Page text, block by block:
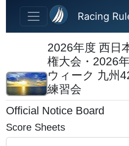
Skip to main content
Racing
2026年度 西日
権大会・2026
ウィーク 九州
練習会
Official Notice Board
Score Sheets